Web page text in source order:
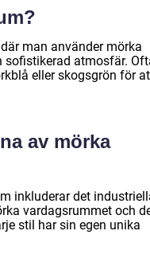
man använder mörka
sofistikerad atmosfär.
eller skogsgrön för
av mörka
inkluderar det
vardagsrummet och
stil har sin egen unika